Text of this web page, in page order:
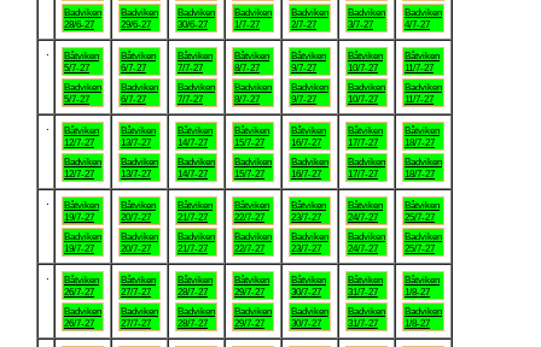
Badviken
28/6-27
Badviken
29/6-27
Badviken
30/6-27
Badviken
1/7-27
Badviken
2/7-27
Badviken
3/7-27
Badviken
4/7-27
Båtviken
5/7-27
Badviken
5/7-27
Båtviken
6/7-27
Badviken
6/7-27
Båtviken
7/7-27
Badviken
7/7-27
Båtviken
8/7-27
Badviken
8/7-27
Båtviken
9/7-27
Badviken
9/7-27
Båtviken
10/7-27
Badviken
10/7-27
Båtviken
11/7-27
Badviken
11/7-27
Båtviken
12/7-27
Badviken
12/7-27
Båtviken
13/7-27
Badviken
13/7-27
Båtviken
14/7-27
Badviken
14/7-27
Båtviken
15/7-27
Badviken
15/7-27
Båtviken
16/7-27
Badviken
16/7-27
Båtviken
17/7-27
Badviken
17/7-27
Båtviken
18/7-27
Badviken
18/7-27
Båtviken
19/7-27
Badviken
19/7-27
Båtviken
20/7-27
Badviken
20/7-27
Båtviken
21/7-27
Badviken
21/7-27
Båtviken
22/7-27
Badviken
22/7-27
Båtviken
23/7-27
Badviken
23/7-27
Båtviken
24/7-27
Badviken
24/7-27
Båtviken
25/7-27
Badviken
25/7-27
Båtviken
26/7-27
Badviken
26/7-27
Båtviken
27/7-27
Badviken
27/7-27
Båtviken
28/7-27
Badviken
28/7-27
Båtviken
29/7-27
Badviken
29/7-27
Båtviken
30/7-27
Badviken
30/7-27
Båtviken
31/7-27
Badviken
31/7-27
Båtviken
1/8-27
Badviken
1/8-27